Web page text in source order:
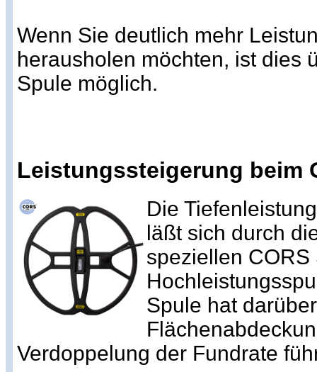
Wenn Sie deutlich mehr
herausholen möchten, ist dies
Spule möglich.
Leistungssteigerung beim
Die
läßt sich durch
speziellen CORS
Spule hat
Verdoppelung der Fundrate